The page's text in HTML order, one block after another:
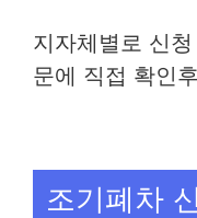
지자체별로 신
문에 직접 확인
조기폐차